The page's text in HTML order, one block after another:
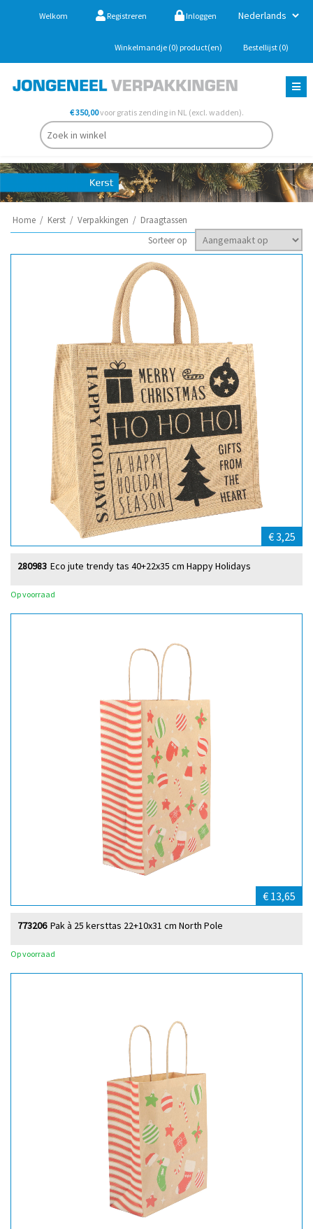
Welkom Registreren Inloggen
Winkelmandje (0) product(en) Bestellijst (0)
€ 350,00voor gratis zending in NL (excl. wadden).
Home / Kerst / Verpakkingen / Draagtassen
Sorteer op
€ 3,25
Eco jute trendy tas 40+22x35 cm Happy Holidays
280983
Op voorraad
€ 13,65
Pak à 25 kersttas 22+10x31 cm North Pole
773206
Op voorraad